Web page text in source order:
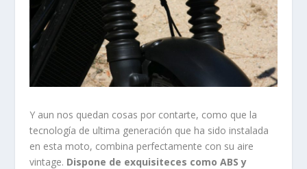
Y aun nos quedan cosas por contarte, como que la
tecnología de ultima generación que ha sido instalada
en esta moto, combina perfectamente con su aire
vintage. Dispone de exquisiteces como ABS y